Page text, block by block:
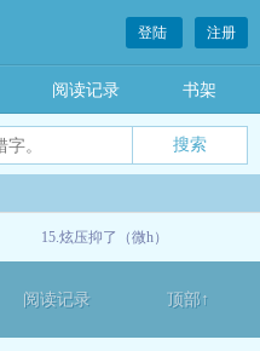
登陆 注册
阅读记录 书架
15.炫压抑了（微h）
阅读记录 顶部↑